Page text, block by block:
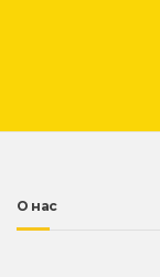
О нас